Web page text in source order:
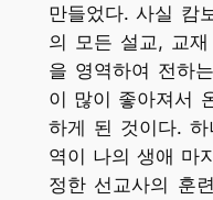
만들었다. 사실 캄
의 모든 설교, 교
을 영역하여 전하
이 많이 좋아져서
하게 된 것이다.
역이 나의 생애 마
정한 선교사의 훈